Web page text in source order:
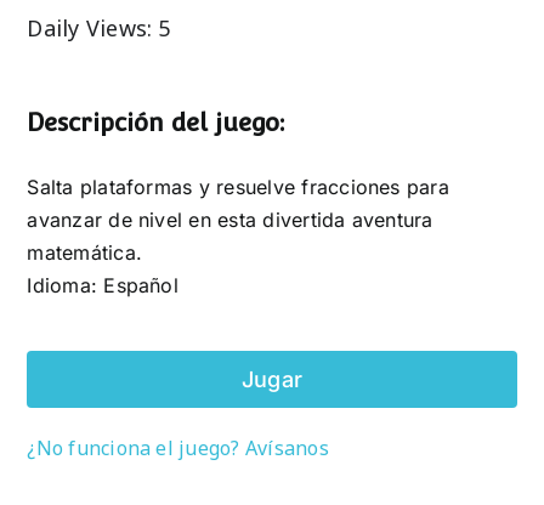
Daily Views: 5
Descripción del juego:
Salta plataformas y resuelve fracciones para
avanzar de nivel en esta divertida aventura
matemática.
Idioma: Español
Jugar
¿No funciona el juego? Avísanos